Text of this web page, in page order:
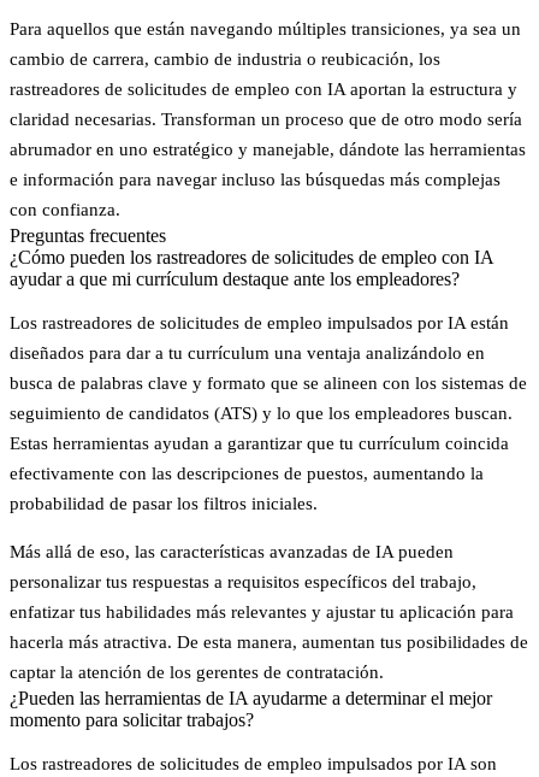
Para aquellos que están navegando múltiples transiciones, ya sea un
cambio de carrera, cambio de industria o reubicación, los
rastreadores de solicitudes de empleo con IA aportan la estructura y
claridad necesarias. Transforman un proceso que de otro modo sería
abrumador en uno estratégico y manejable, dándote las herramientas
e información para navegar incluso las búsquedas más complejas
con confianza.
Preguntas frecuentes
¿Cómo pueden los rastreadores de solicitudes de empleo con IA
ayudar a que mi currículum destaque ante los empleadores?
Los rastreadores de solicitudes de empleo impulsados por IA están
diseñados para dar a tu currículum una ventaja analizándolo en
busca de palabras clave y formato que se alineen con los sistemas de
seguimiento de candidatos (ATS) y lo que los empleadores buscan.
Estas herramientas ayudan a garantizar que tu currículum coincida
efectivamente con las descripciones de puestos, aumentando la
probabilidad de pasar los filtros iniciales.
Más allá de eso, las características avanzadas de IA pueden
personalizar tus respuestas a requisitos específicos del trabajo,
enfatizar tus habilidades más relevantes y ajustar tu aplicación para
hacerla más atractiva. De esta manera, aumentan tus posibilidades de
captar la atención de los gerentes de contratación.
¿Pueden las herramientas de IA ayudarme a determinar el mejor
momento para solicitar trabajos?
Los rastreadores de solicitudes de empleo impulsados por IA son